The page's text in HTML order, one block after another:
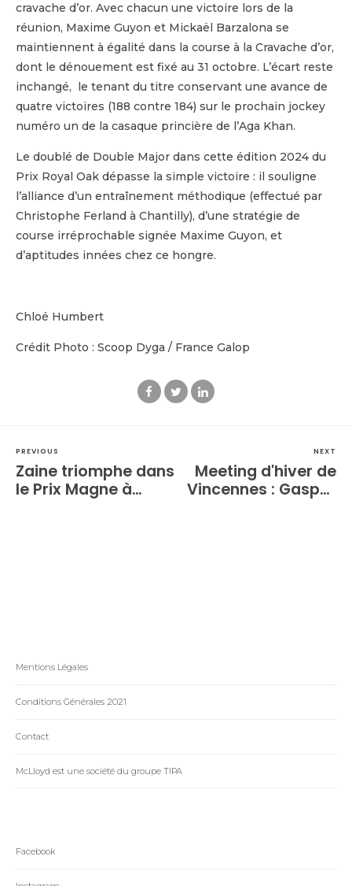
cravache d’or. Avec chacun une victoire lors de la
réunion, Maxime Guyon et Mickaël Barzalona se
maintiennent à égalité dans la course à la Cravache d’or,
dont le dénouement est fixé au 31 octobre. L’écart reste
inchangé, le tenant du titre conservant une avance de
quatre victoires (188 contre 184) sur le prochain jockey
numéro un de la casaque princière de l’Aga Khan.
Le doublé de Double Major dans cette édition 2024 du
Prix Royal Oak dépasse la simple victoire : il souligne
l’alliance d’un entraînement méthodique (effectué par
Christophe Ferland à Chantilly), d’une stratégie de
course irréprochable signée Maxime Guyon, et
d’aptitudes innées chez ce hongre.
Chloé Humbert
Crédit Photo : Scoop Dyga / France Galop
PREVIOUS
Zaine triomphe dans
le Prix Magne à
NEXT
Meeting d'hiver de
Vincennes : Gaspar
Mentions Légales
Conditions Générales 2021
Contact
McLloyd est une société du groupe TIPA
Facebook